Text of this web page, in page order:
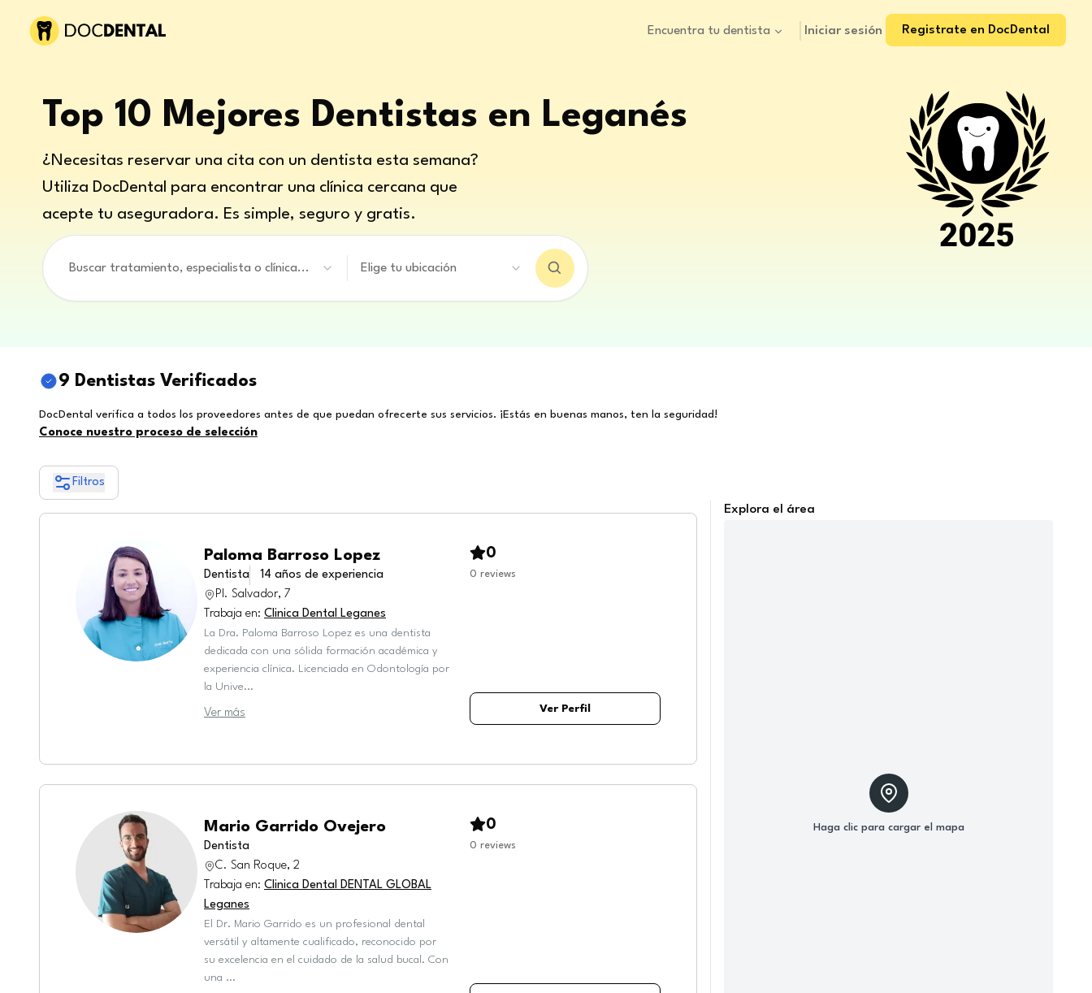
Encuentra tu dentista Iniciar sesión Registrate en DocDental
Top 10 Mejores Dentistas en Leganés
¿Necesitas reservar una cita con un dentista esta semana?
Utiliza DocDental para encontrar una clínica cercana que
acepte tu aseguradora. Es simple, seguro y gratis.
Buscar tratamiento, especialista o clínica... Elige tu ubicación
9 Dentistas Verificados
DocDental verifica a todos los proveedores antes de que puedan ofrecerte sus servicios. ¡Estás en buenas manos, ten la seguridad!
Conoce nuestro proceso de selección
Filtros
Paloma Barroso Lopez
Dentista 14 años de experiencia
Pl. Salvador, 7
Trabaja en: Clinica Dental Leganes
La Dra. Paloma Barroso Lopez es una dentista
dedicada con una sólida formación académica y
experiencia clínica. Licenciada en Odontología por
la Unive...
Ver más
0
0 reviews
Ver Perfil
Mario Garrido Ovejero
Dentista
C. San Roque, 2
Trabaja en: Clinica Dental DENTAL GLOBAL
Leganes
El Dr. Mario Garrido es un profesional dental
versátil y altamente cualificado, reconocido por
su excelencia en el cuidado de la salud bucal. Con
una ...
0
0 reviews
Explora el área
Haga clic para cargar el mapa